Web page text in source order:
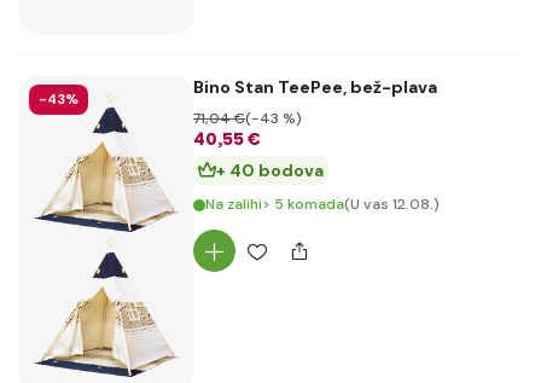
-43%
Bino Stan TeePee, bež-plava
40,55 €
71,04 €(-43 %)
+ 40 bodova
Na zalihi> 5 komada(U vas 12.08.)